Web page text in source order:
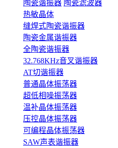
陶瓷谐振器 陶瓷滤波器
热敏晶体
缝焊式陶瓷谐振器
陶瓷金属谐振器
全陶瓷谐振器
32.768KHz音叉谐振器
AT切谐振器
普通晶体振荡器
超低相噪振荡器
温补晶体振荡器
压控晶体振荡器
可编程晶体振荡器
SAW声表谐振器